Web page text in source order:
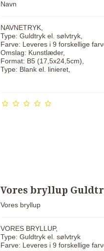
Navn
NAVNETRYK,
Type: Guldtryk el. sølvtryk,
Farve: Leveres i 9 forskellige
Omslag: Kunstlæder,
Format: B5 (17,5x24,5cm),
Type: Blank el. linieret,
Vores bryllup
Vores bryllup
VORES BRYLLUP,
Type: Guldtryk el. sølvtryk
Farve: Leveres i 9 forskellige